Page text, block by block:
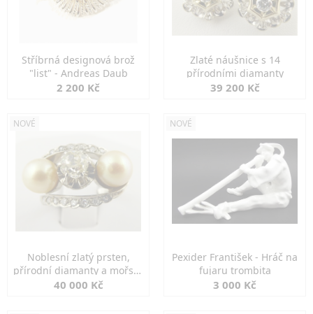
Stříbrná designová brož
"list" - Andreas Daub
2 200 Kč
Zlaté náušnice s 14
přírodními diamanty
39 200 Kč
NOVÉ
Noblesní zlatý prsten,
přírodní diamanty a mořské
perly
40 000 Kč
NOVÉ
Pexider František - Hráč na
fujaru trombita
3 000 Kč